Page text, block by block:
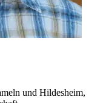
und Hildesheim,